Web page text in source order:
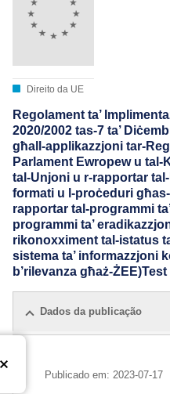
Direito da UE
Regolament ta’
2020/2002 tas-7 ta’
għall-applikazzjoni tar-
Parlament Ewropew u
tal-Unjoni u r-rapportar
formati u l-proċeduri
rapportar tal-programmi
programmi ta’
rikonoxximent tal-istatus
sistema ta’ informazzjoni
b’rilevanza għaż-
Dados da publicação
Publicado em: 2023-07-17